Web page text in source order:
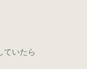
ていたら